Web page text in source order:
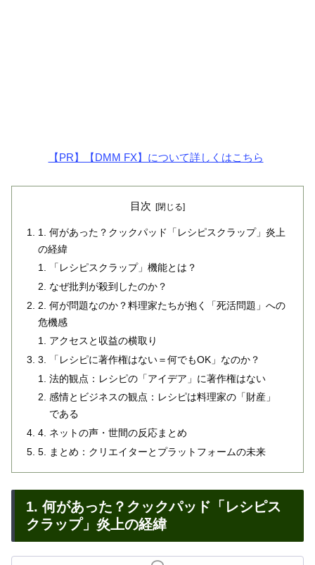
【PR】【DMM FX】について詳しくはこちら
目次
1. 何があった？クックパッド「レシピスクラップ」炎上
の経緯
「レシピスクラップ」機能とは？
なぜ批判が殺到したのか？
2. 何が問題なのか？料理家たちが抱く「死活問題」への
危機感
アクセスと収益の横取り
3. 「レシピに著作権はない＝何でもOK」なのか？
法的観点：レシピの「アイデア」に著作権はない
感情とビジネスの観点：レシピは料理家の「財産」
である
4. ネットの声・世間の反応まとめ
5. まとめ：クリエイターとプラットフォームの未来
1. 何があった？クックパッド「レシピス
クラップ」炎上の経緯